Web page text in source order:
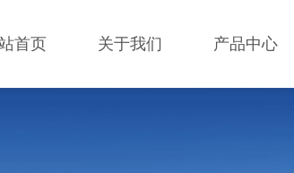
首页 关于我们 产品中心